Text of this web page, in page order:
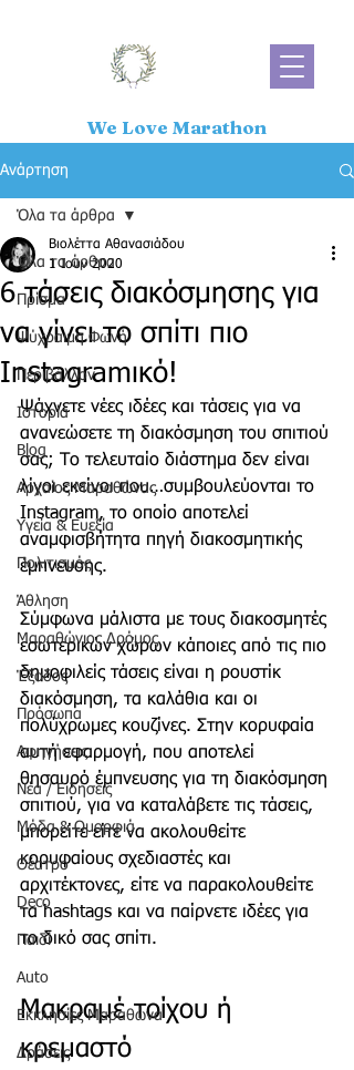
We Love Marathon
Ανάρτηση
Όλα τα άρθρα
Πρίσμα
Ψύχραιμη Φωνή
Περιβάλλον
Ιστορία
Blog
Αρχαίος Μαραθώνας
Υγεία & Ευεξία
Πολιτισμός
Άθληση
Μαραθώνιος Δρόμος
Έξοδος
Πρόσωπα
Αφηγήσεις
Νέα / Ειδήσεις
Μόδα & Ομορφιά
Θέατρο
Deco
Παιδί
Auto
Εκκλησίες Μαραθώνα
Δράσεις
Όλα τα άρθρα
6 τάσεις διακόσμησης για
να γίνει το σπίτι πιο
Instagramικό!
Βιολέττα Αθανασιάδου
1 Ιουν 2020
Ψάχνετε νέες ιδέες και τάσεις για να
ανανεώσετε τη διακόσμηση του σπιτιού
σας; Το τελευταίο διάστημα δεν είναι
λίγοι εκείνοι που…συμβουλεύονται το
Instagram, το οποίο αποτελεί
αναμφισβήτητα πηγή διακοσμητικής
έμπνευσης.
Σύμφωνα μάλιστα με τους διακοσμητές
εσωτερικών χώρων κάποιες από τις πιο
δημοφιλείς τάσεις είναι η ρουστίκ
διακόσμηση, τα καλάθια και οι
πολύχρωμες κουζίνες. Στην κορυφαία
αυτή εφαρμογή, που αποτελεί
θησαυρό έμπνευσης για τη διακόσμηση
σπιτιού, για να καταλάβετε τις τάσεις,
μπορείτε είτε να ακολουθείτε
κορυφαίους σχεδιαστές και
αρχιτέκτονες, είτε να παρακολουθείτε
τα hashtags και να παίρνετε ιδέες για
το δικό σας σπίτι.
Μακραμέ τοίχου ή
κρεμαστό